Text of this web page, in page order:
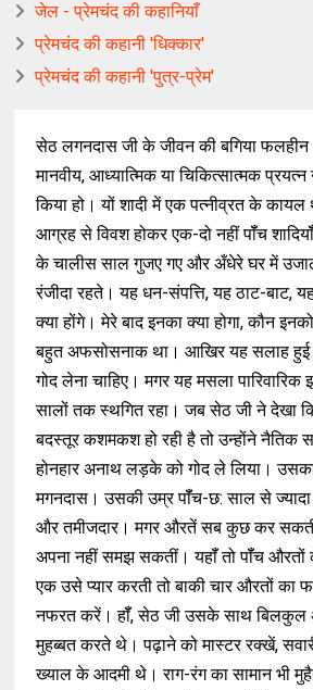
जेल - प्रेमचंद की कहानियाँ
प्रेमचंद की कहानी 'धिक्कार'
प्रेमचंद की कहानी 'पुत्र-प्रेम'
सेठ लगनदास जी के जीवन की बगिया फलहीन
मानवीय, आध्यात्मिक या चिकित्सात्मक
किया हो। यों शादी में एक पत्नीव्रत के
आग्रह से विवश होकर एक-दो नहीं पॉँच
के चालीस साल गुजए गए और अँधेरे घर में
रंजीदा रहते। यह धन-संपत्ति, यह ठाट-बाट,
क्या होंगे। मेरे बाद इनका क्या होगा, कौन
बहुत अफसोसनाक था। आखिर यह सलाह
गोद लेना चाहिए। मगर यह मसला
सालों तक स्थगित रहा। जब सेठ जी ने देखा
बदस्तूर कशमकश हो रही है तो उन्होंने नैतिक
होनहार अनाथ लड़के को गोद ले लिया।
मगनदास। उसकी उम्र पॉँच-छ: साल से
और तमीजदार। मगर औरतें सब कुछ कर
अपना नहीं समझ सकतीं। यहॉँ तो पॉँच औरतों
एक उसे प्यार करती तो बाकी चार औरतों
नफरत करें। हॉँ, सेठ जी उसके साथ
मुहब्बत करते थे। पढ़ाने को मास्टर रक्खें,
ख्याल के आदमी थे। राग-रंग का सामान भी